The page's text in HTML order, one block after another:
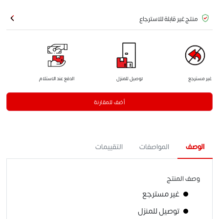
منتج غير قابلة للاسترجاع
غير مسترجع توصيل للمنزل الدفع عند الاستلام
أضف للمقارنة
الوصف المواصفات التقييمات
وصف المنتج
غير مسترجع
توصيل للمنزل